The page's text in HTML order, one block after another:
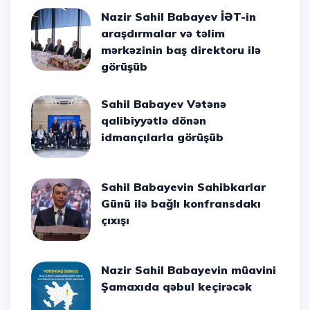
Nazir Sahil Babayev İƏT-in
araşdırmalar və təlim
mərkəzinin baş direktoru ilə
görüşüb
Sahil Babayev Vətənə
qalibiyyətlə dönən
idmançılarla görüşüb
Sahil Babayevin Sahibkarlar
Günü ilə bağlı konfransdakı
çıxışı
Nazir Sahil Babayevin müavini
Şamaxıda qəbul keçirəcək